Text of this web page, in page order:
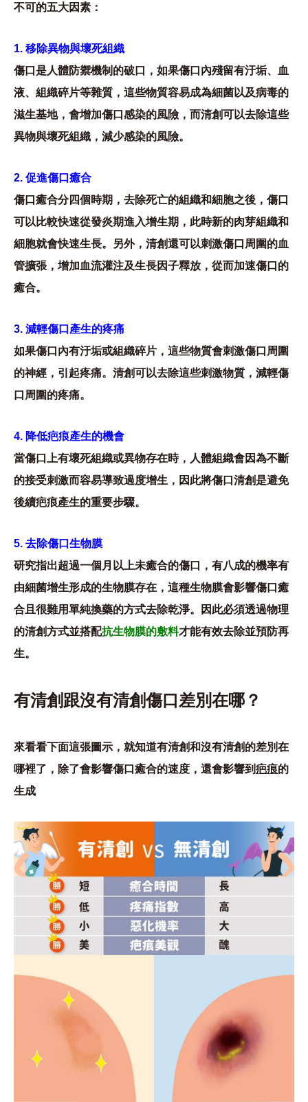
不可的五大因素：
1. 移除異物與壞死組織
傷口是人體防禦機制的破口，如果傷口內殘留有汙垢、血
液、組織碎片等雜質，這些物質容易成為細菌以及病毒的
滋生基地，會增加傷口感染的風險，而清創可以去除這些
異物與壞死組織，減少感染的風險。
2. 促進傷口癒合
傷口癒合分四個時期，去除死亡的組織和細胞之後，傷口
可以比較快速從發炎期進入增生期，此時新的肉芽組織和
細胞就會快速生長。另外，清創還可以刺激傷口周圍的血
管擴張，增加血流灌注及生長因子釋放，從而加速傷口的
癒合。
3. 減輕傷口產生的疼痛
如果傷口內有汙垢或組織碎片，這些物質會刺激傷口周圍
的神經，引起疼痛。清創可以去除這些刺激物質，減輕傷
口周圍的疼痛。
4. 降低疤痕產生的機會
當傷口上有壞死組織或異物存在時，人體組織會因為不斷
的接受刺激而容易導致過度增生，因此將傷口清創是避免
後續疤痕產生的重要步驟。
5. 去除傷口生物膜
研究指出超過一個月以上未癒合的傷口，有八成的機率有
由細菌增生形成的生物膜存在，這種生物膜會影響傷口癒
合且很難用單純換藥的方式去除乾淨。因此必須透過物理
的清創方式並搭配抗生物膜的敷料才能有效去除並預防再
生。
有清創跟沒有清創傷口差別在哪？
來看看下面這張圖示，就知道有清創和沒有清創的差別在
哪裡了，除了會影響傷口癒合的速度，還會影響到疤痕的
生成